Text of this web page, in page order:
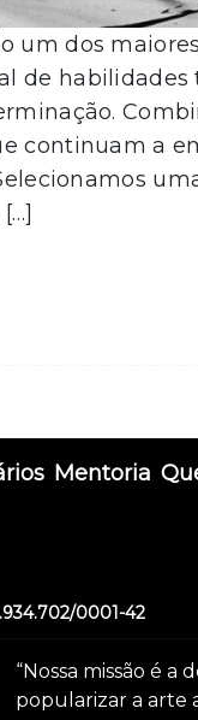
um dos
de
continuam a
Mentoria
0001-42
“Nossa missão é
popularizar a arte